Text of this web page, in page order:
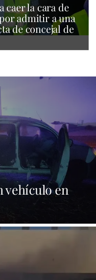
caer la cara de
admitir a una
de concejal de
vehículo en